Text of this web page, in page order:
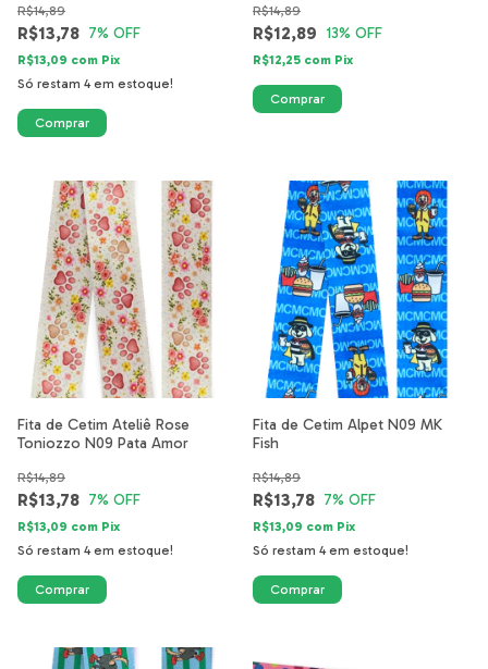
R$13,78
R$14,89
7% OFF
R$13,09 com Pix
Só restam 4em estoque!
R$12,89
R$14,89
13% OFF
R$12,25 com Pix
Fita de Cetim Ateliê Rose
Toniozzo N09 Pata Amor
R$13,78
R$14,89
7% OFF
R$13,09 com Pix
Só restam 4em estoque!
Fita de Cetim Alpet N09 MK
Fish
R$13,78
R$14,89
7% OFF
R$13,09 com Pix
Só restam 4em estoque!